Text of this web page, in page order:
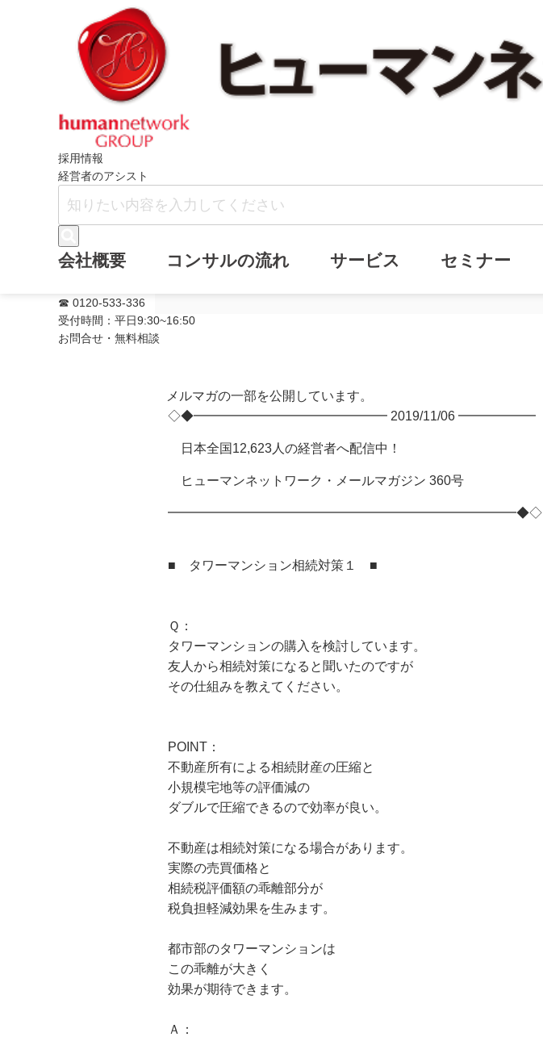
採用情報
経営者のアシスト
会社概要 コンサルの流れ サービス セミナー
☎ 0120-533-336
受付時間：平日9:30~16:50
お問合せ・無料相談
ガジン(通号360号)
メルマガの一部を公開しています。
◇◆━━━━━━━━━━━━━━━ 2019/11/06 ━━━━━━
日本全国12,623人の経営者へ配信中！
ヒューマンネットワーク・メールマガジン 360号
━━━━━━━━━━━━━━━━━━━━━━━━━━━◆◇
■ タワーマンション相続対策１ ■
Ｑ：
タワーマンションの購入を検討しています。
友人から相続対策になると聞いたのですが
その仕組みを教えてください。
POINT ：
不動産所有による相続財産の圧縮と
小規模宅地等の評価減の
ダブルで圧縮できるので効率が良い。
不動産は相続対策になる場合があります。
実際の売買価格と
相続税評価額の乖離部分が
税負担軽減効果を生みます。
都市部のタワーマンションは
この乖離が大きく
効果が期待できます。
Ａ：